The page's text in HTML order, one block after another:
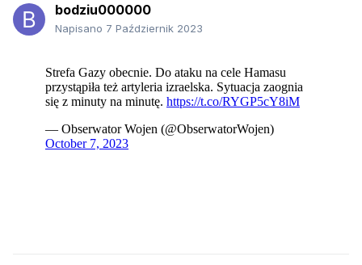
bodziu000000
Napisano 7 Październik 2023